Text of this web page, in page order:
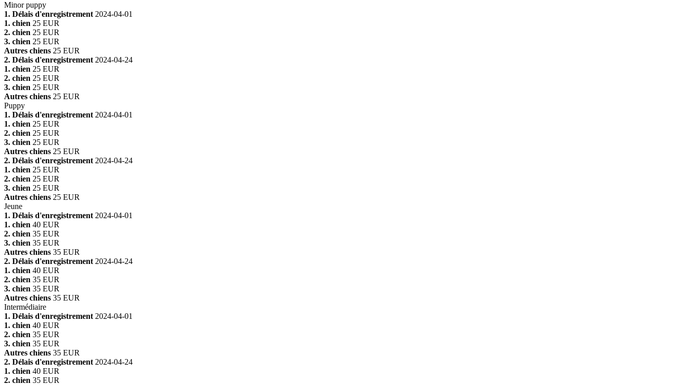
Minor puppy
1. Délais d'enregistrement 2024-04-01
1. chien 25 EUR
2. chien 25 EUR
3. chien 25 EUR
Autres chiens 25 EUR
2. Délais d'enregistrement 2024-04-24
1. chien 25 EUR
2. chien 25 EUR
3. chien 25 EUR
Autres chiens 25 EUR
Puppy
1. Délais d'enregistrement 2024-04-01
1. chien 25 EUR
2. chien 25 EUR
3. chien 25 EUR
Autres chiens 25 EUR
2. Délais d'enregistrement 2024-04-24
1. chien 25 EUR
2. chien 25 EUR
3. chien 25 EUR
Autres chiens 25 EUR
Jeune
1. Délais d'enregistrement 2024-04-01
1. chien 40 EUR
2. chien 35 EUR
3. chien 35 EUR
Autres chiens 35 EUR
2. Délais d'enregistrement 2024-04-24
1. chien 40 EUR
2. chien 35 EUR
3. chien 35 EUR
Autres chiens 35 EUR
Intermédiaire
1. Délais d'enregistrement 2024-04-01
1. chien 40 EUR
2. chien 35 EUR
3. chien 35 EUR
Autres chiens 35 EUR
2. Délais d'enregistrement 2024-04-24
1. chien 40 EUR
2. chien 35 EUR